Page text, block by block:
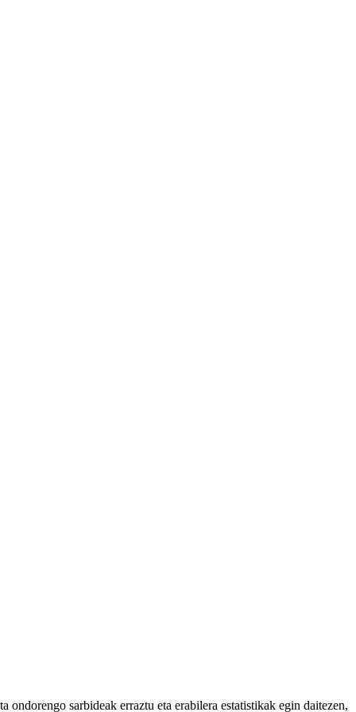
sarbideak erraztu eta erabilera estatistikak egin daitezen,